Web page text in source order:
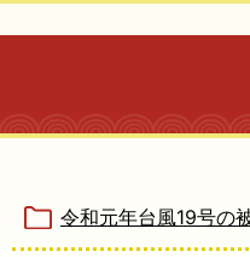
令和元年台風19号の